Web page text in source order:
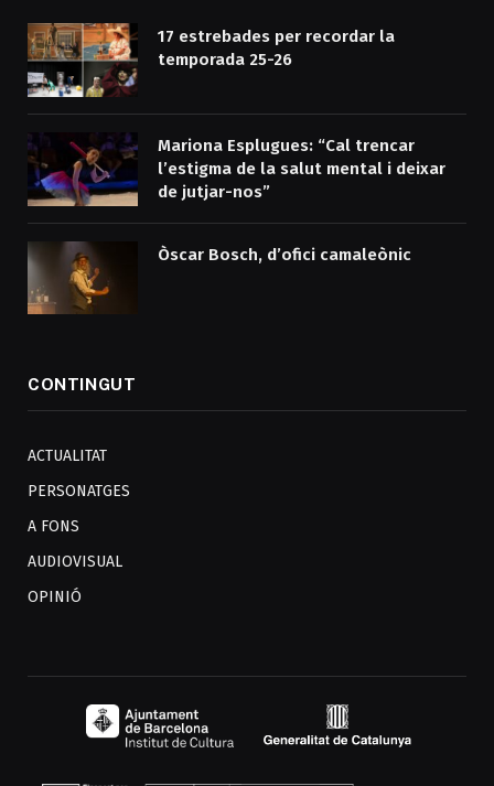
17 estrebades per recordar la
temporada 25-26
Mariona Esplugues: “Cal trencar
l’estigma de la salut mental i deixar
de jutjar-nos”
Òscar Bosch, d’ofici camaleònic
CONTINGUT
ACTUALITAT
PERSONATGES
A FONS
AUDIOVISUAL
OPINIÓ